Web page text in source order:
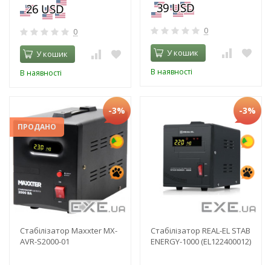
0
У кошик
В наявності
0
У кошик
В наявності
ПРОДАНО
-3%
Стабілізатор Maxxter MX-
AVR-S2000-01
-3%
Стабілізатор REAL-EL STAB
ENERGY-1000 (EL122400012)